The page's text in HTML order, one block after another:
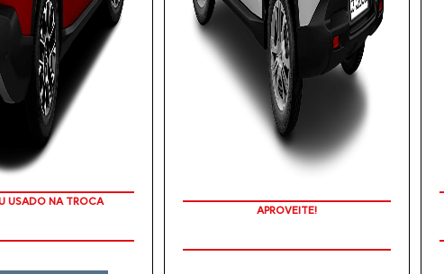
TAXA ZERO
APROVEITE!